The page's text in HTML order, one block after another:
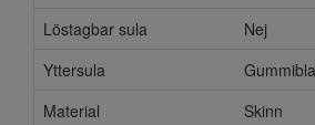
Löstagbar sula
Nej
Yttersula
Material
Skinn